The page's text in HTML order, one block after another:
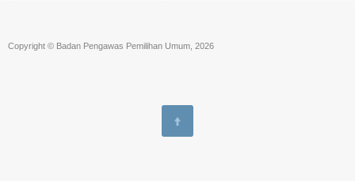
Copyright © Badan Pengawas Pemilihan Umum, 2026